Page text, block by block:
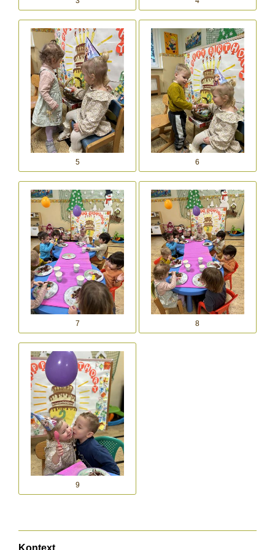
5 6
7 8
9
Kontext